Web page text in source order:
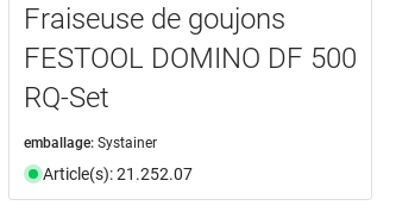
Fraiseuse de goujons
FESTOOL DOMINO DF 500
RQ-Set
emballage: Systainer
Article(s): 21.252.07